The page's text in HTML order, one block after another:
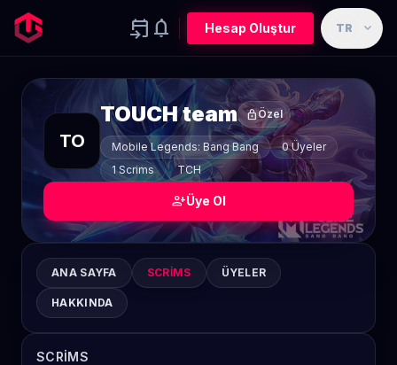
event_upcoming notifications Hesap Oluştur TR expand_more
TO
TOUCH team lock Özel
Mobile Legends: Bang Bang
0 Üyeler
1 Scrims
TCH
person_addÜye Ol
ANA SAYFA SCRIMS ÜYELER
HAKKINDA
SCRIMS